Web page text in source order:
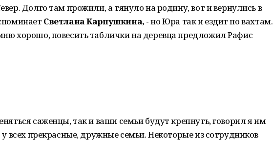
Долго там прожили, а тянуло на родину, вот и вернулись в
Светлана Карпушкина, - но Юра так и ездит по вахтам.
хорошо, повесить таблички на деревца предложил Рафис
саженцы, так и ваши семьи будут крепнуть, говорил я им
у всех прекрасные, дружные семьи. Некоторые из сотрудников